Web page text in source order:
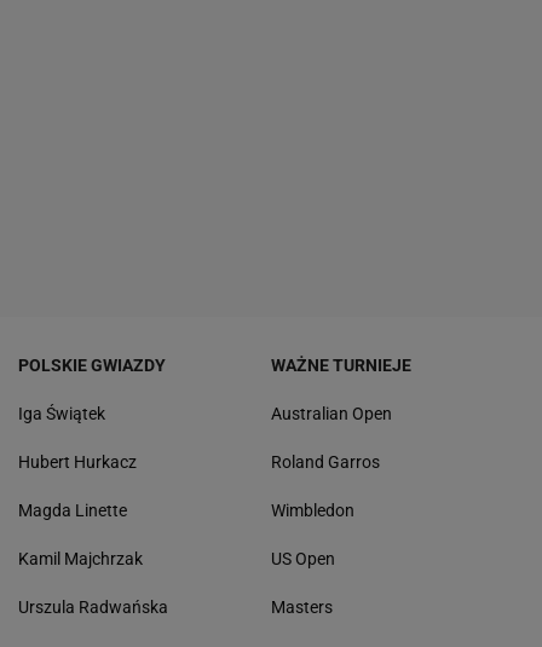
POLSKIE GWIAZDY
Iga Świątek
Hubert Hurkacz
Magda Linette
Kamil Majchrzak
Urszula Radwańska
WAŻNE TURNIEJE
Australian Open
Roland Garros
Wimbledon
US Open
Masters